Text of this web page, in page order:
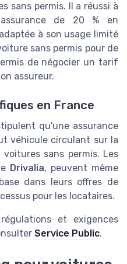
sans permis. Il a réussi à
de 20 % en
à son usage limité
sans permis pour de
de négocier un tarif
assureur.
en France
qu'une assurance
véhicule circulant sur la
sans permis. Les
Drivalia, peuvent même
dans leurs offres de
pour les locataires.
et exigences
Service Public.